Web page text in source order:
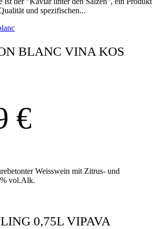
und spezifischen...
BLANC VINA KOS
€
Weisswein mit Zitrus- und
vol.Alk.
0,75L VIPAVA